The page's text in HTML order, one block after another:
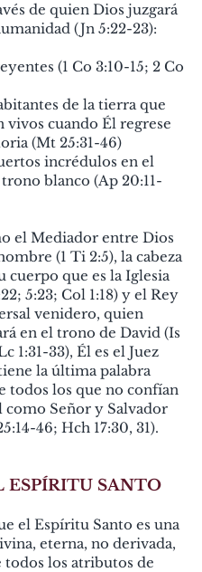
de quien Dios juzgará
(Jn 5:22-23):
(1 Co 3:10-15; 2 Co
de la tierra que
vivos cuando Él regrese
(Mt 25:31-46)
incrédulos en el
blanco (Ap 20:11-
el Mediador entre Dios
(1 Ti 2:5), la cabeza
cuerpo que es la Iglesia
5:23; Col 1:18) y el Rey
venidero, quien
en el trono de David (Is
1:31-33), Él es el Juez
la última palabra
todos los que no confían
como Señor y Salvador
46; Hch 17:30, 31).
ESPÍRITU SANTO
el Espíritu Santo es una
eterna, no derivada,
todos los atributos de